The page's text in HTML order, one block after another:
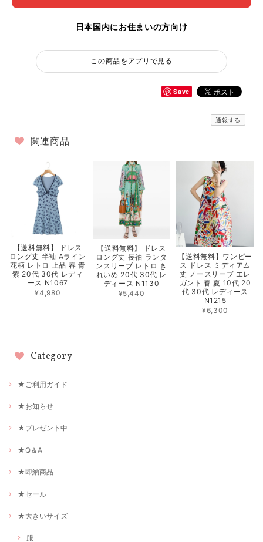
日本国内にお住まいの方向け
この商品をアプリで見る
Save
通報する
関連商品
【送料無料】 ドレス
ロング丈 半袖 Aライン
花柄 レトロ 上品 春 青
紫 20代 30代 レディ
ース N1067
¥4,980
【送料無料】 ドレス
ロング丈 長袖 ランタ
ンスリーブ レトロ き
れいめ 20代 30代 レ
ディース N1130
¥5,440
【送料無料】ワンピー
ス ドレス ミディアム
丈 ノースリーブ エレ
ガント 春 夏 10代 20
代 30代 レディース
N1215
¥6,300
Category
★ご利用ガイド
★お知らせ
★プレゼント中
★Q＆A
★即納商品
★セール
★大きいサイズ
服